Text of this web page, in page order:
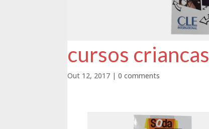
cursos criancas
Out 12, 2017 |0 comments